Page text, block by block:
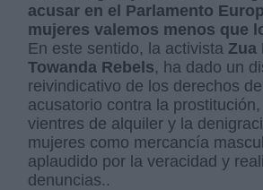
acusar en el Parlamento
mujeres valemos menos que
En este sentido, la activista Zua
Towanda Rebels, ha dado un
reivindicativo de los derechos
acusatorio contra la
vientres de alquiler y la
mujeres como mercancía
aplaudido por la veracidad y
denuncias..